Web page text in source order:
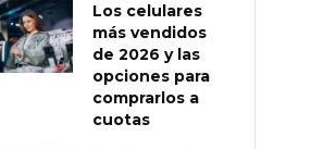
Los celulares
más vendidos
de 2026 y las
opciones para
comprarlos a
cuotas